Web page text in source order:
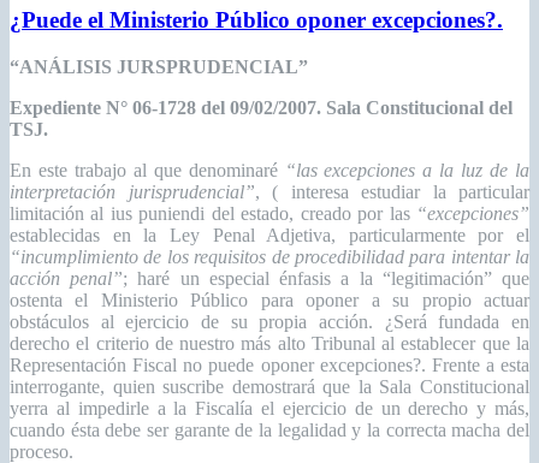
¿Puede el Ministerio Público oponer excepciones?.
“ANÁLISIS JURSPRUDENCIAL”
Expediente N° 06-1728 del 09/02/2007. Sala Constitucional del
TSJ.
En este trabajo al que denominaré “las excepciones a la luz de la
interpretación jurisprudencial”, ( interesa estudiar la particular
limitación al ius puniendi del estado, creado por las “excepciones”
establecidas en la Ley Penal Adjetiva, particularmente por el
“incumplimiento de los requisitos de procedibilidad para intentar la
acción penal”; haré un especial énfasis a la “legitimación” que
ostenta el Ministerio Público para oponer a su propio actuar
obstáculos al ejercicio de su propia acción. ¿Será fundada en
derecho el criterio de nuestro más alto Tribunal al establecer que la
Representación Fiscal no puede oponer excepciones?. Frente a esta
interrogante, quien suscribe demostrará que la Sala Constitucional
yerra al impedirle a la Fiscalía el ejercicio de un derecho y más,
cuando ésta debe ser garante de la legalidad y la correcta macha del
proceso.